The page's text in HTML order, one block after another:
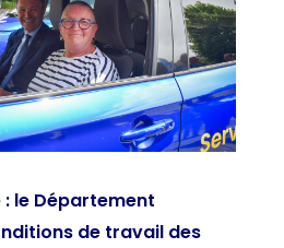
le Département
de travail des